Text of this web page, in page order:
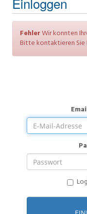
FehlerWir konnten
Bitte kontaktieren Sie